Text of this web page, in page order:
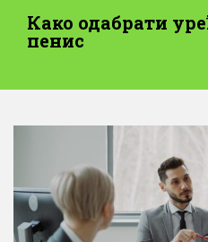
к
Како одабрати
пенис